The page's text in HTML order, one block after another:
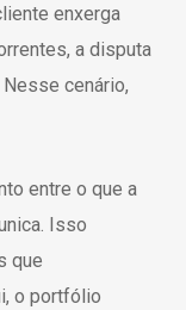
enxerga
a disputa
cenário,
entre o que a
Isso
que
o portfólio